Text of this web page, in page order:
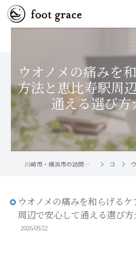
ウオノメの痛みを
方法と恵比寿駅周
通える選び方
川崎市・横浜市の訪問フットケア｜足と爪のお手入れ屋さん foot grace コラム ウ
ウオノメの痛みを和らげる
周辺で安心して通える選び方
2026/05/22